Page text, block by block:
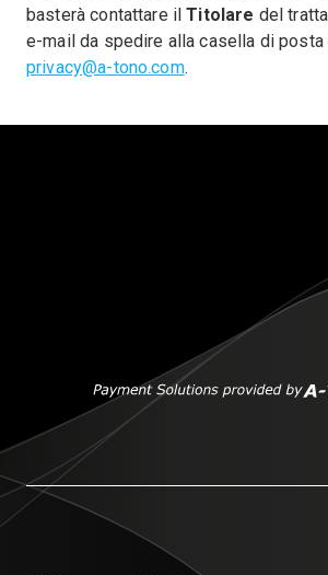
basterà contattare ilTitolare del
e-mail da spedire alla casella di
privacy@a-tono.com.